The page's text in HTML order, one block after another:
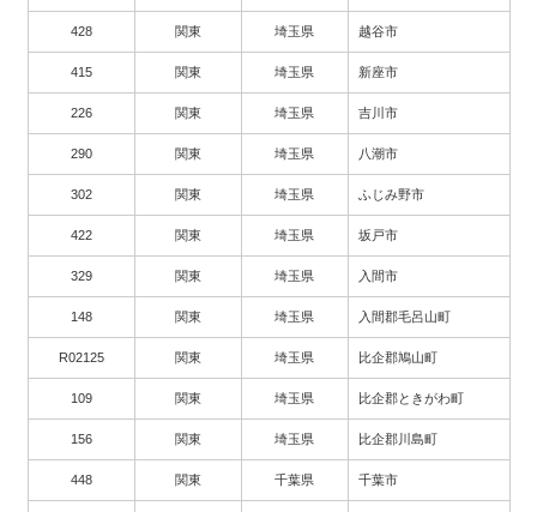
428 関東 埼玉県 越谷市
415 関東 埼玉県 新座市
226 関東 埼玉県 吉川市
290 関東 埼玉県 八潮市
302 関東 埼玉県 ふじみ野市
422 関東 埼玉県 坂戸市
329 関東 埼玉県 入間市
148 関東 埼玉県 入間郡毛呂山町
R02125 関東 埼玉県 比企郡鳩山町
109 関東 埼玉県 比企郡ときがわ町
156 関東 埼玉県 比企郡川島町
448 関東 千葉県 千葉市